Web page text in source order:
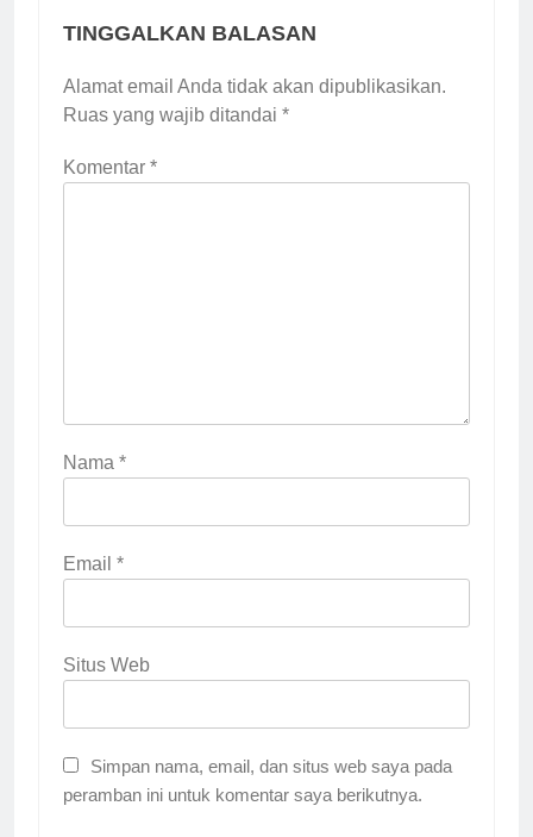
TINGGALKAN BALASAN
Alamat email Anda tidak akan dipublikasikan.
Ruas yang wajib ditandai *
Komentar *
Nama *
Email *
Situs Web
Simpan nama, email, dan situs web saya pada
peramban ini untuk komentar saya berikutnya.